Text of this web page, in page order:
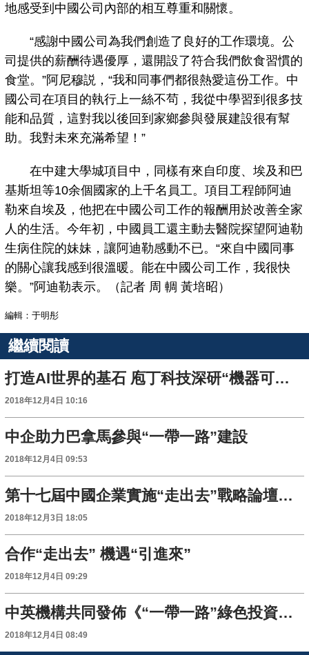
地感受到中國公司內部的相互尊重和關懷。
“感謝中國公司為我們創造了良好的工作環境。公
司提供的薪酬待遇優厚，還開設了符合我們飲食習慣的
食堂。”阿尼穆説，“我和同事們都很熱愛這份工作。中
國公司在項目的執行上一絲不茍，我從中學習到很多技
能和品質，這對我以後回到家鄉參與發展建設很有幫
助。我對未來充滿希望！”
在中建大學城項目中，同樣有來自印度、埃及和巴
基斯坦等10余個國家的上千名員工。項目工程師阿迪
勒來自埃及，他把在中國公司工作的報酬用於改善全家
人的生活。今年初，中國員工還主動去醫院探望阿迪勒
生病住院的妹妹，讓阿迪勒感動不已。“來自中國同事
的關心讓我感到很溫暖。能在中國公司工作，我很快
樂。”阿迪勒表示。（記者 周 輖 黃培昭）
編輯：于明彤
繼續閱讀
打造AI世界的基石 庖丁科技深研“機器可讀技術”
2018年12月4日 10:16
中企助力巴拿馬參與“一帶一路”建設
2018年12月4日 09:53
第十七屆中國企業實施“走出去”戰略論壇在京召開
2018年12月3日 18:05
合作“走出去” 機遇“引進來”
2018年12月4日 09:29
中英機構共同發佈《“一帶一路”綠色投資原則》
2018年12月4日 08:49